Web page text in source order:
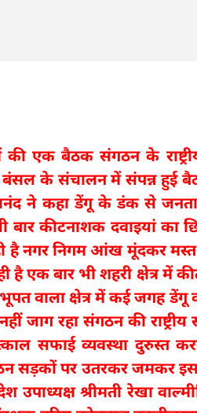
की एक बैठक संगठन के
बंसल के संचालन में संपन्न हुई
ने कहा डेंगू के डंक से
बार कीटनाशक दवाइयां
है नगर निगम आंख मूंदकर मस्त
एक बार भी शहरी क्षेत्र में
वाला क्षेत्र में कई जगह डेंगू
रहा संगठन की राष्ट्रीय
सफाई व्यवस्था दुरुस्त
सड़कों पर उतरकर जमकर
श्रीमती रेखा